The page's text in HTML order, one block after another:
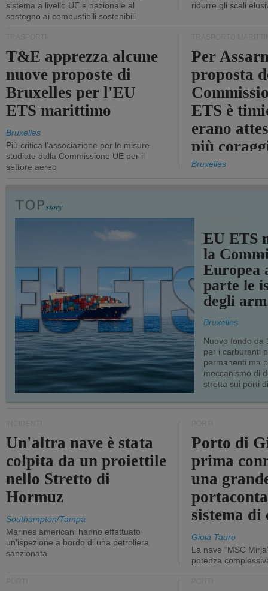
sistema a livello UE e nazionale al
sostegno ai combustibili sostenibili
ridurre gli scali
T&E apprezza alcune
nuove proposte di
Bruxelles per l'EU
ETS marittimo
Bruxelles
Più critica l'associazione per le misure
studiate dalla Commissione UE per il
settore aereo
Per
proposta
ETS è
erano
più
Bruxelles
EU ETS
la
Europea
parte le
degli
Bruxelles
Nuovo fondo da
per i carburanti
permanenti ma
meccanismo di
stretta sui porti
Un'altra nave è stata
colpita da un proiettile
nello Stretto di
Hormuz
Southampton/Tampa
Marines americani hanno effettuato
un'ispezione a bordo di una petroliera
sanzionata
Porto di
prima
una
sistema
Gioia Tauro
La nave “MSC
potenza